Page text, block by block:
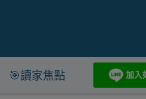
🎯讀家焦點